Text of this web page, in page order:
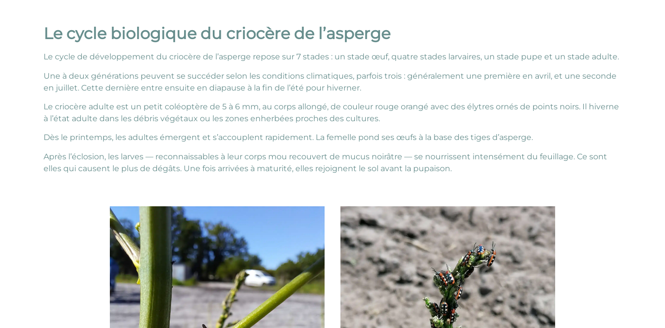
Le cycle biologique du criocère de l’asperge
Le cycle de développement du criocère de l’asperge repose sur 7 stades : un stade œuf, quatre stades larvaires, un stade pupe et un stade adulte.
Une à deux générations peuvent se succéder selon les conditions climatiques, parfois trois : généralement une première en avril, et une seconde
en juillet. Cette dernière entre ensuite en diapause à la fin de l’été pour hiverner.
Le criocère adulte est un petit coléoptère de 5 à 6 mm, au corps allongé, de couleur rouge orangé avec des élytres ornés de points noirs. Il hiverne
à l’état adulte dans les débris végétaux ou les zones enherbées proches des cultures.
Dès le printemps, les adultes émergent et s’accouplent rapidement. La femelle pond ses œufs à la base des tiges d’asperge.
Après l’éclosion, les larves — reconnaissables à leur corps mou recouvert de mucus noirâtre — se nourrissent intensément du feuillage. Ce sont
elles qui causent le plus de dégâts. Une fois arrivées à maturité, elles rejoignent le sol avant la pupaison.